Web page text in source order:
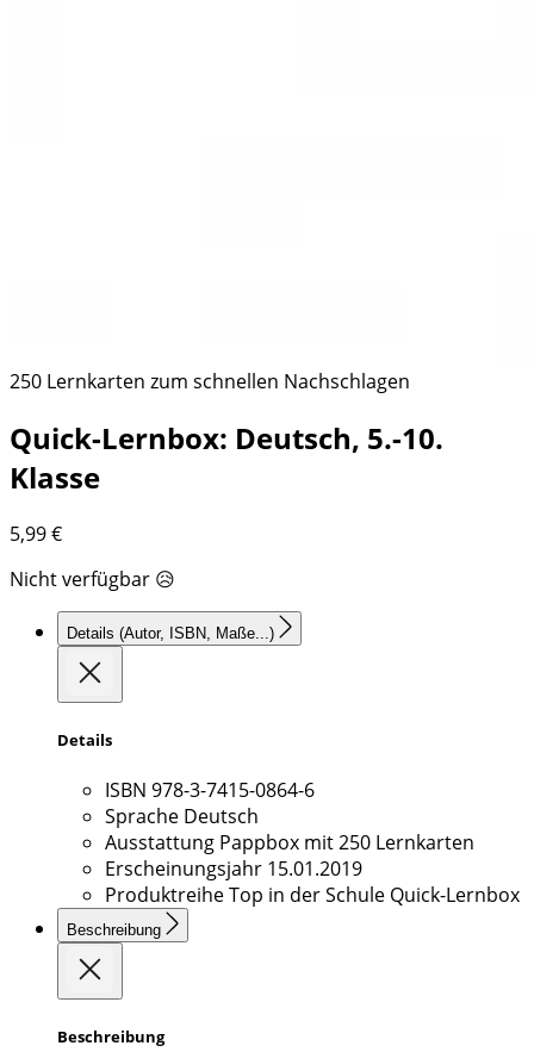
250 Lernkarten zum schnellen Nachschlagen
Quick-Lernbox: Deutsch, 5.-10.
Klasse
5,99€
Nicht verfügbar 😥
Details (Autor, ISBN, Maße...)
Details
ISBN 978-3-7415-0864-6
Sprache Deutsch
Ausstattung Pappbox mit 250 Lernkarten
Erscheinungsjahr 15.01.2019
ProduktreiheTop in der Schule Quick-Lernbox
Beschreibung
Beschreibung